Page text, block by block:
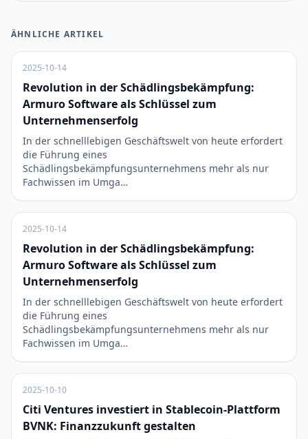
ÄHNLICHE ARTIKEL
2025-10-14
Revolution in der Schädlingsbekämpfung:
Armuro Software als Schlüssel zum
Unternehmenserfolg
In der schnelllebigen Geschäftswelt von heute erfordert
die Führung eines
Schädlingsbekämpfungsunternehmens mehr als nur
Fachwissen im Umga…
2025-10-14
Revolution in der Schädlingsbekämpfung:
Armuro Software als Schlüssel zum
Unternehmenserfolg
In der schnelllebigen Geschäftswelt von heute erfordert
die Führung eines
Schädlingsbekämpfungsunternehmens mehr als nur
Fachwissen im Umga…
2025-10-10
Citi Ventures investiert in Stablecoin-Plattform
BVNK: Finanzzukunft gestalten